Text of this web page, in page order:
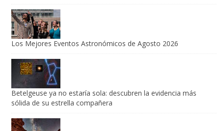
El Valle de la Luna existe y está en Jordania: así es Wadi Rum
bajo las estrellas
El eclipse también sonará: cien dispositivos harán accesible el
fenómeno a personas ciegas